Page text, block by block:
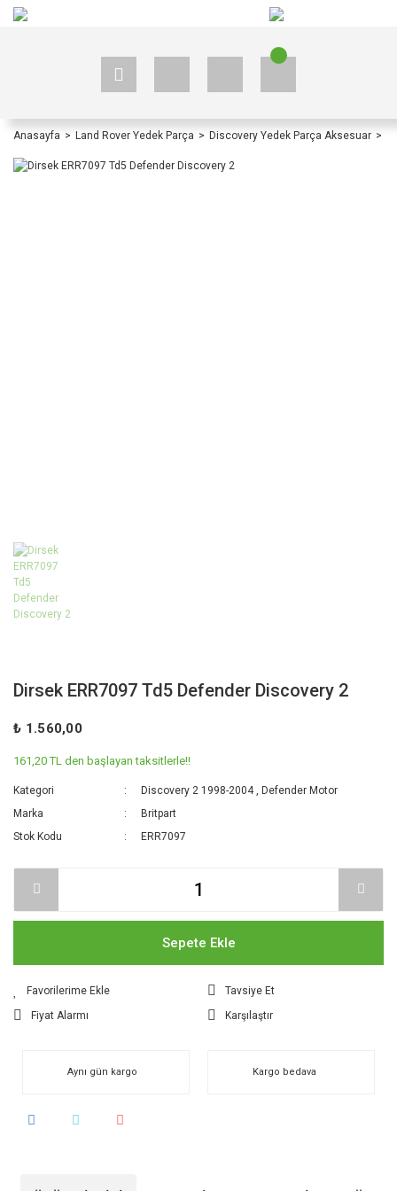
Anasayfa Land Rover Yedek Parça Discovery Yedek Parça Aksesuar
Dirsek ERR7097 Td5 Defender Discovery 2
₺ 1.560,00
161,20 TL den başlayan taksitlerle!!
Kategori Discovery 2 1998-2004 ,Defender Motor
Marka
Britpart
Stok Kodu
ERR7097
Sepete Ekle
Tavsiye Et
Fiyat Alarmı
Karşılaştır
Aynı gün kargo Kargo bedava